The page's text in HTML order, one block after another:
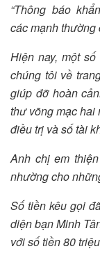
“Thông báo
cácmạnh thường
Hiện nay, một số
chúng tôi về
giúp đỡ hoàn
thư võng mạc hai
điều trị và số tài
Anh chị em
nhường cho
Số tiền kêu gọi
diện bạn Minh
với số tiền 80